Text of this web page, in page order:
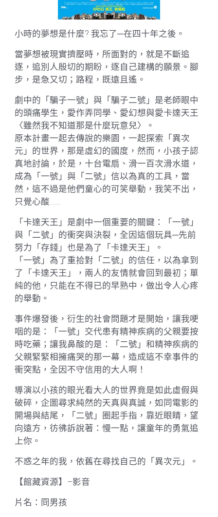
小時的夢想是什麼? 我忘了─在四十年之後。
當夢想被現實擠壓時，所面對的，就是不斷追
逐，追別人殷切的期盼，逐自己建構的願景。腳
步，是急又切；路程，既遠且遙。
劇中的「騙子一號」與「騙子二號」是老師眼中
的頭痛學生，愛作弄同學、愛幻想與愛卡達天王
〈雖然我不知道那是什麼玩意兒〉。
原本計畫一起去傳說的樂園，一起探索「異次
元」的世界，那是虛幻的國度，然而，小孩子認
真地討論，於是，十台電扇、滑一百次滑水道，
成為「一號」與「二號」信以為真的工具，當
然，這不過是他們童心的可笑舉動，我笑不出，
只覺心酸……
「卡達天王」是劇中一個重要的關鍵：「一號」
與「二號」的衝突與決裂，全因這個玩具─先前
努力「存錢」也是為了「卡達天王」。
「一號」為了重拾對「二號」的信任，以為拿到
了「卡達天王」，兩人的友情就會回到最初；單
純的他，只能在不得已的早熟中，做出令人心疼
的舉動。
事件爆發後，衍生的社會問題才是開始，讓我哽
咽的是：「一號」交代患有精神疾病的父親要按
時吃藥；讓我鼻酸的是：「二號」和精神疾病的
父親緊緊相擁痛哭的那一幕，造成這不幸事件的
衝突點，全因不守信用的大人啊！
導演以小孩的眼光看大人的世界竟是如此虛假與
破碎，企圖尋求純然的天真與真誠，如同電影的
開場與結尾，「二號」圈起手指，靠近眼睛，望
向遠方，彷彿訴說著：慢一點，讓童年的勇氣追
上你。
不惑之年的我，依舊在尋找自己的「異次元」。
【館藏資源】–影音
片名：冏男孩